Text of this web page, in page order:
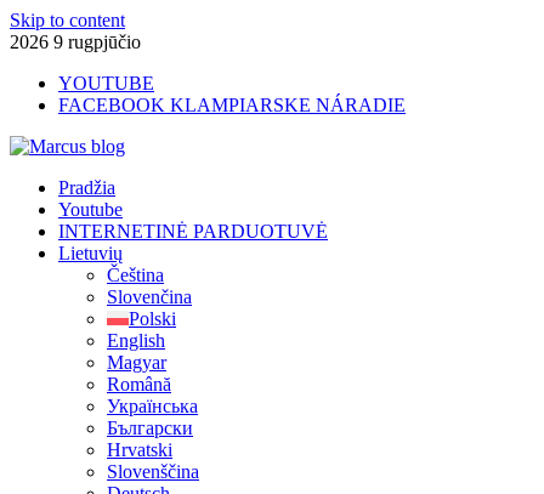
Skip to content
2026 9 rugpjūčio
YOUTUBE
FACEBOOK KLAMPIARSKE NÁRADIE
Marcus blog
Stavebné profily, náradie, izolácie
Pradžia
Youtube
INTERNETINĖ PARDUOTUVĖ
Lietuvių
Čeština
Slovenčina
Polski
English
Magyar
Română
Українська
Български
Hrvatski
Slovenščina